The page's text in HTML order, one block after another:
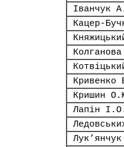
Іванчук
Кацер-
Кривенко
Кришин
Лапін